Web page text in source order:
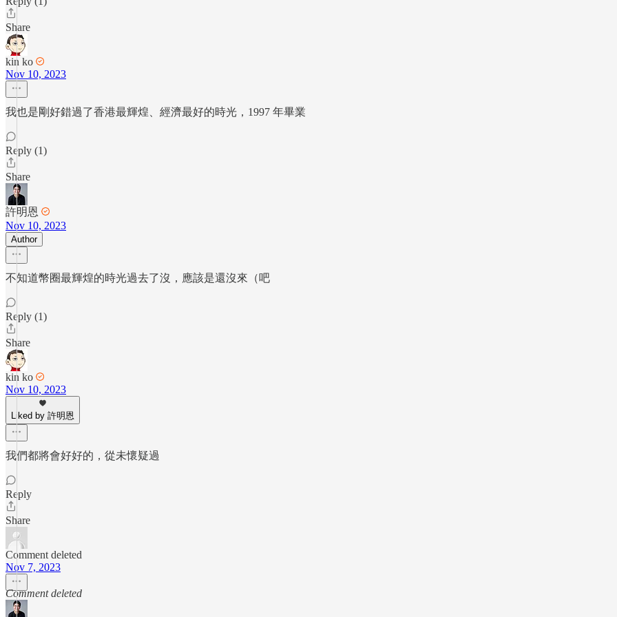
Share
kin ko
Nov 10, 2023
我也是剛好錯過了香港最輝煌、經濟最好的時光，1997 年畢業
Reply (1)
Share
許明恩
Nov 10, 2023
Author
不知道幣圈最輝煌的時光過去了沒，應該是還沒來（吧
Reply (1)
Share
kin ko
Nov 10, 2023
Liked by 許明恩
我們都將會好好的，從未懷疑過
Reply
Share
Comment deleted
Nov 7, 2023
Comment deleted